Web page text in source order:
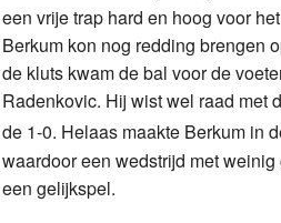
een vrije trap hard en hoog voor
Berkum kon nog redding brengen
de kluts kwam de bal voor de
Radenkovic. Hij wist wel raad met
de 1-0. Helaas maakte Berkum in
waardoor een wedstrijd met
een gelijkspel.